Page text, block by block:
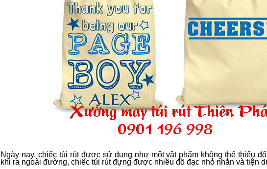
Ngày nay, chiếc túi rút được sử dụng như một vật phẩm không thể thiếu
khi ra ngoài đường, chiếc túi rút đựng được nhiều đồ đạc nhỏ nhắn và tiện